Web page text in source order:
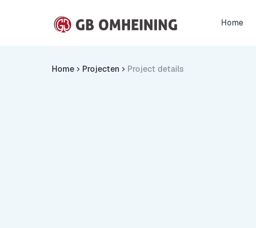
Home
Home Projecten Project details